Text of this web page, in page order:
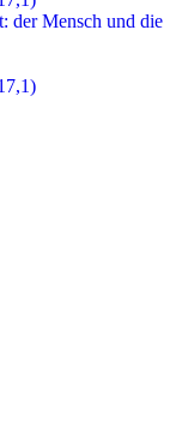
der Mensch und die